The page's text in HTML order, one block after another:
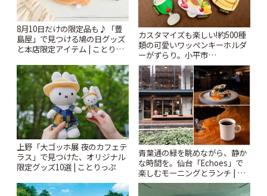
8月10日だけの限定品も♪「豊
島屋」で見つける鳩の日グッズ
と本店限定アイテム | ことりっ
カスタマイズも楽しい!約500種
類の可愛いワッペンキーホルダ
ーがずらり。小平市
「Kimamaya T&K」 | ことりっ
ぷ
上野「大ゴッホ展 夜のカフェテ
ラス」で見つけた、オリジナル
限定グッズ10選 | ことりっぷ
青葉通の緑を眺めながら、静か
な時間を。仙台「Echoes」で
楽しむモーニングとランチ | こ
とりっぷ